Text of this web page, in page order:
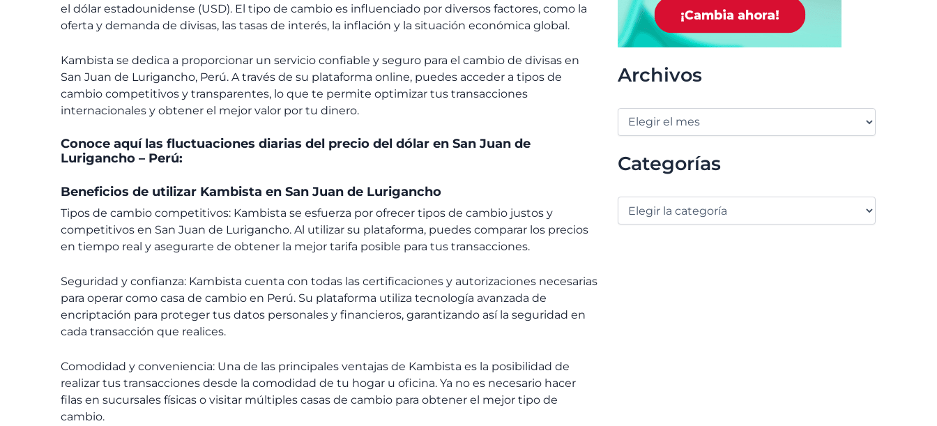
el dólar estadounidense (USD). El tipo de cambio es influenciado por diversos factores, como la
oferta y demanda de divisas, las tasas de interés, la inflación y la situación económica global.
Kambista se dedica a proporcionar un servicio confiable y seguro para el cambio de divisas en
San Juan de Lurigancho, Perú. A través de su plataforma online, puedes acceder a tipos de
cambio competitivos y transparentes, lo que te permite optimizar tus transacciones
internacionales y obtener el mejor valor por tu dinero.
Conoce aquí las fluctuaciones diarias del precio del dólar en San Juan de
Lurigancho – Perú:
Beneficios de utilizar Kambista en San Juan de Lurigancho
Tipos de cambio competitivos: Kambista se esfuerza por ofrecer tipos de cambio justos y
competitivos en San Juan de Lurigancho. Al utilizar su plataforma, puedes comparar los precios
en tiempo real y asegurarte de obtener la mejor tarifa posible para tus transacciones.
Seguridad y confianza: Kambista cuenta con todas las certificaciones y autorizaciones necesarias
para operar como casa de cambio en Perú. Su plataforma utiliza tecnología avanzada de
encriptación para proteger tus datos personales y financieros, garantizando así la seguridad en
cada transacción que realices.
Comodidad y conveniencia: Una de las principales ventajas de Kambista es la posibilidad de
realizar tus transacciones desde la comodidad de tu hogar u oficina. Ya no es necesario hacer
filas en sucursales físicas o visitar múltiples casas de cambio para obtener el mejor tipo de
cambio.
Archivos
Categorías